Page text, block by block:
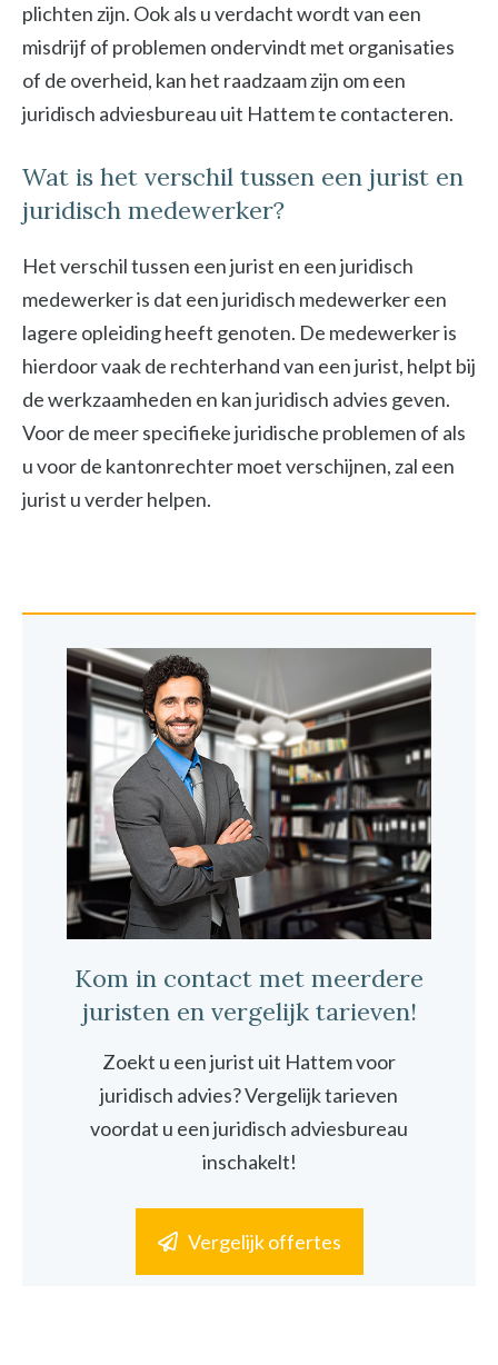
plichten zijn. Ook als u verdacht wordt van een
misdrijf of problemen ondervindt met organisaties
of de overheid, kan het raadzaam zijn om een
juridisch adviesbureau uit Hattem te contacteren.
Wat is het verschil tussen een jurist en
juridisch medewerker?
Het verschil tussen een jurist en een juridisch
medewerker is dat een juridisch medewerker een
lagere opleiding heeft genoten. De medewerker is
hierdoor vaak de rechterhand van een jurist, helpt bij
de werkzaamheden en kan juridisch advies geven.
Voor de meer specifieke juridische problemen of als
u voor de kantonrechter moet verschijnen, zal een
jurist u verder helpen.
Kom in contact met meerdere
juristen en vergelijk tarieven!
Zoekt u een jurist uit Hattem voor
juridisch advies? Vergelijk tarieven
voordat u een juridisch adviesbureau
inschakelt!
Vergelijk offertes